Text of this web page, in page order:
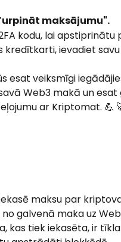
"Turpināt maksājumu".
2FA kodu, lai
Web3 makā un esat
ar Kriptomat. 💪
maksu par
galvenā maka uz
kas tiek iekasēta, ir